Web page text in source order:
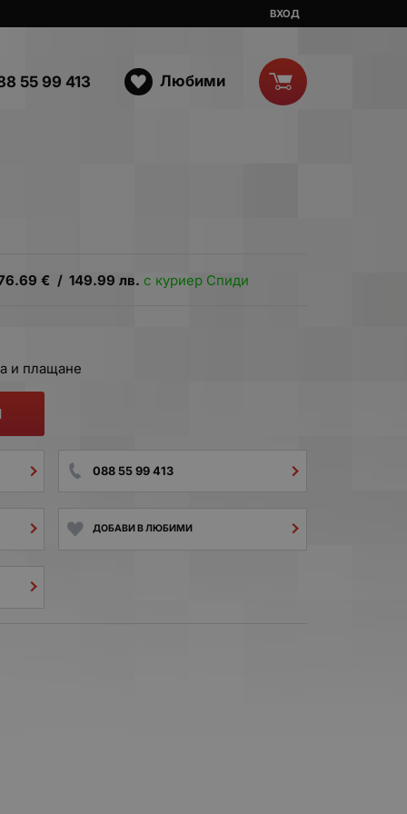
ВХОД
55 99 413 Любими
€ / 149.99 лв. с куриер Спиди
и плащане
088 55 99 413
ДОБАВИ В ЛЮБИМИ